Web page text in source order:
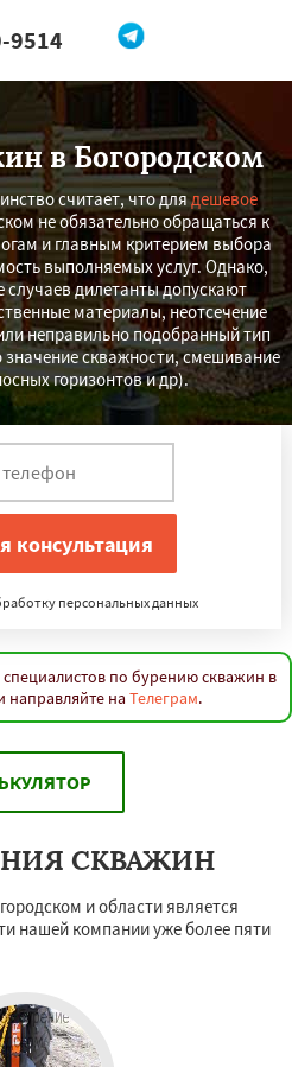
9514
мне
в Богородском
считает, что длядешевое
не обязательно обращаться к
и главным критерием выбора
выполняемых услуг. Однако,
дилетанты допускают
материалы, неотсечение
неправильно подобранный тип
значение скважности, смешивание
горизонтов и др).
персональных данных
по бурению скважин в
направляйте на Телеграм.
СКВАЖИН
и области является
нашей компании уже более пяти